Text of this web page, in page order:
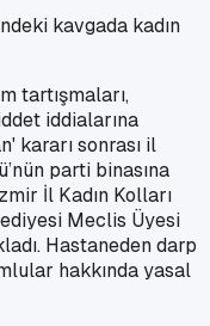
kavgada kadın
tartışmaları,
iddialarına
kararı sonrası il
parti binasına
İl Kadın Kolları
Meclis Üyesi
Hastaneden darp
hakkında yasal